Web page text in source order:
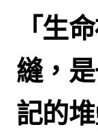
「生
縫，
記的